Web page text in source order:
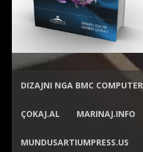
DIZAJNI NGA BMC COMPUTER
ÇOKAJ.AL MARINAJ.INFO
MUNDUSARTIUMPRESS.US